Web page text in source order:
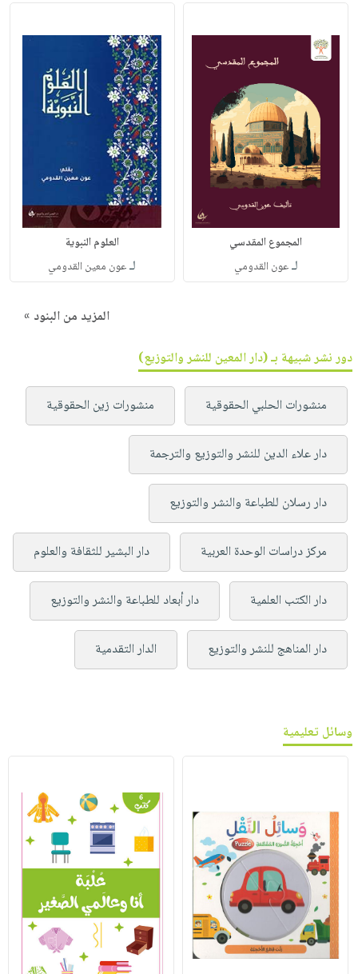
المجموع المقدسي
لـعون القدومي
العلوم النبوية
لـعون معين القدومي
المزيد من البنود »
دور نشر شبيهة بـ (دار المعين للنشر والتوزيع)
منشورات الحلبي الحقوقية منشورات زين الحقوقية
دار علاء الدين للنشر والتوزيع والترجمة
دار رسلان للطباعة والنشر والتوزيع
مركز دراسات الوحدة العربية دار البشير للثقافة والعلوم
دار الكتب العلمية دار أبعاد للطباعة والنشر والتوزيع
دار المناهج للنشر والتوزيع الدار التقدمية
وسائل تعليمية